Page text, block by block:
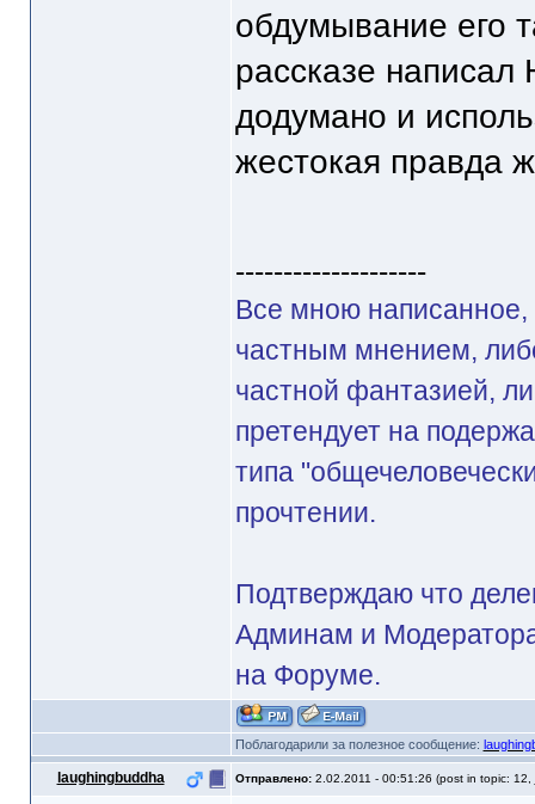
обдумывание его
рассказе
додумано и
жестокая правда
--------------------
Все мною написанное,
частным мнением,
частной фантазией,
претендует на
типа
прочтении.
Подтверждаю что
Админам и
на Форуме.
Поблагодарили за полезное сообщение:
laughingbuddha Отправлено: 2.02.2011 - 00:51:26 (post in topic: 12,